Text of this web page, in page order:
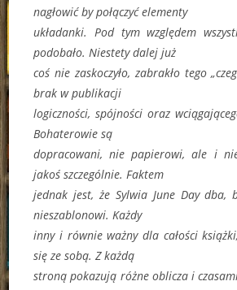
nagłowić by połączyć elementy
układanki. Pod tym względem
podobało. Niestety dalej już
coś nie zaskoczyło, zabrakło tego
brak w publikacji
logiczności, spójności oraz
Bohaterowie są
dopracowani, nie papierowi, ale i
jakoś szczególnie. Faktem
jednak jest, że Sylwia June Day
nieszablonowi. Każdy
inny i równie ważny dla całości
się ze sobą. Z każdą
stroną pokazują różne oblicza i